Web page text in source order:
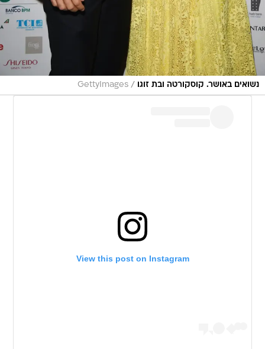
נשואים באושר. קוסקורטה ובת זוגו /
GettyImages
View this post on Instagram